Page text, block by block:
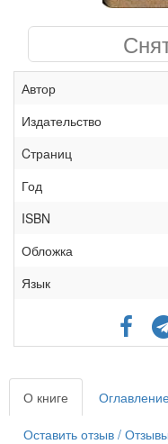
Автор
Издательство
Cтраниц
Год
ISBN
Обложка
Язык
О книге
Оставить отзыв /